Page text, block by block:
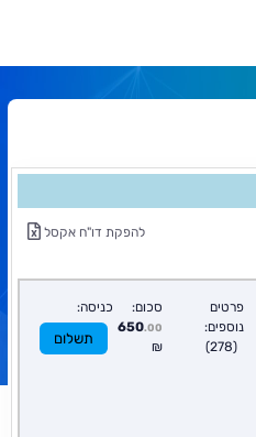
להפקת דו"ח אקסל
פרטים
נוספים:
(278)
סכום:
650.00
₪
כניסה:
תשלום